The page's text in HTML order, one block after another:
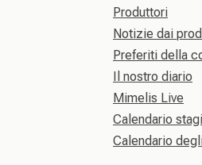
Produttori
Notizie dai
Preferiti della
Il nostro diario
Mimelis Live
Calendario
Calendario